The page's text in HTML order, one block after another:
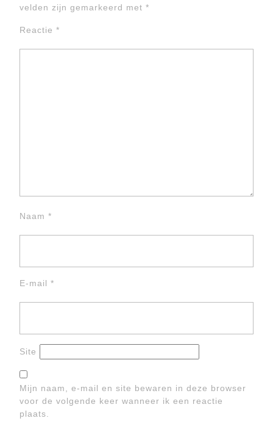
velden zijn gemarkeerd met *
Reactie *
Naam *
E-mail *
Site
Mijn naam, e-mail en site bewaren in deze browser
voor de volgende keer wanneer ik een reactie
plaats.